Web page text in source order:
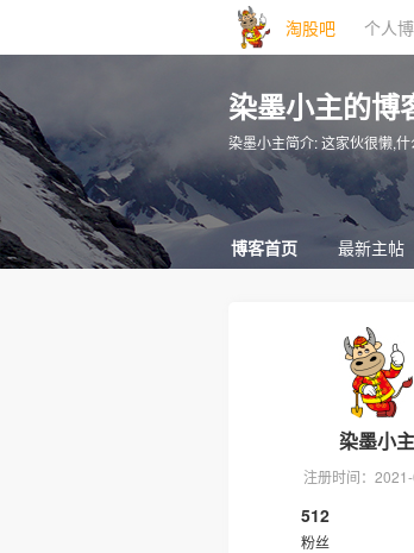
淘股吧 个人
染墨小主的博
染墨小主简介:这家伙很懒,
博客首页 最新主帖
染墨小主
注册时间：
512
粉丝